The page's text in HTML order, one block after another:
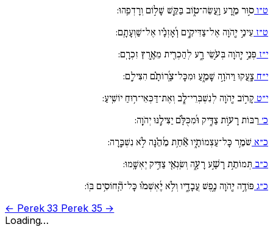
ט״ו ס֣וּר מֵ֖רָע וַֽעֲשֵׂה־ט֑וֹב בַּקֵּ֖שׁ שָׁל֣וֹם וְרָדְפֵֽהוּ:
ט״ז עֵינֵ֣י יְ֖הֹוָה אֶל־צַדִּיקִ֑ים וְ֜אָזְנָ֗יו אֶל־שַׁוְעָתָֽם:
י״ז פְּנֵ֣י יְ֖הֹוָה בְּעֹ֣שֵׂי רָ֑ע לְהַכְרִ֖ית מֵאֶ֣רֶץ זִכְרָֽם:
י״ח צָֽעֲקוּ וַיהֹוָ֣ה שָׁמֵ֑עַ וּמִכָּל־צָֽ֜רוֹתָ֗ם הִצִּילָֽם:
י״ט קָר֣וֹב יְ֖הֹוָה לְנִשְׁבְּרֵי־לֵ֑ב וְאֶת־דַּכְּאֵי־ר֥וּחַ יוֹשִֽׁיעַ:
כ׳ רַבּוֹת רָע֣וֹת צַדִּ֑יק וּ֜מִכֻּלָּ֗ם יַצִּילֶ֥נּוּ יְהֹוָֽה:
כ״א שֹׁמֵ֥ר כָּל־עַצְמוֹתָ֑יו אַ֘חַ֥ת מֵ֜הֵ֗נָּה לֹ֣א נִשְׁבָּֽרָה:
כ״ב תְּמוֹתֵ֣ת רָשָׁ֣ע רָעָ֑ה וְשֽׂנְאֵ֖י צַדִּ֣יק יֶאְשָֽׁמוּ:
כ״ג פּוֹדֶ֣ה יְ֖הֹוָה נֶ֣פֶשׁ עֲבָדָ֑יו וְלֹ֥א יֶ֜אְשְׁמ֗וּ כָּל־הַֽ֘חוֹסִ֥ים בּֽוֹ:
← Perek 33 Perek 35 →
Loading…